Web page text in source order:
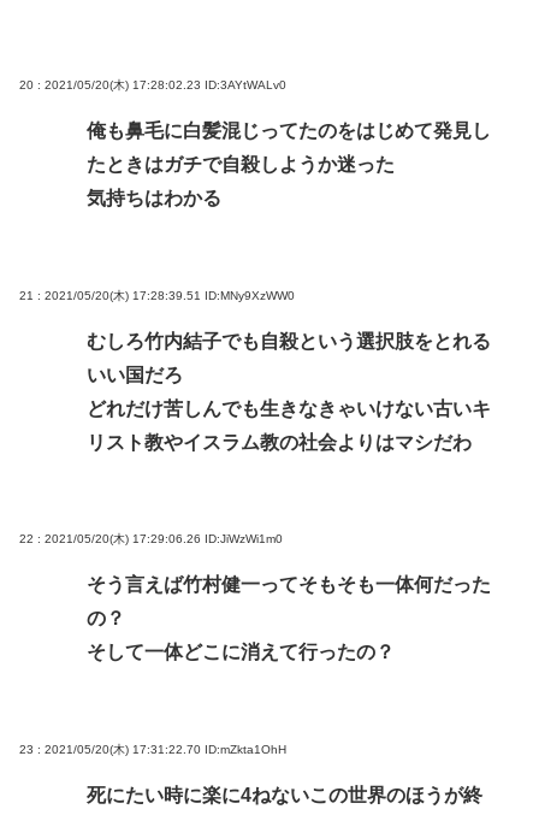
20 : 2021/05/20(木) 17:28:02.23 ID:3AYtWALv0
俺も鼻毛に白髪混じってたのをはじめて発見し
たときはガチで自殺しようか迷った
気持ちはわかる
21 : 2021/05/20(木) 17:28:39.51 ID:MNy9XzWW0
むしろ竹内結子でも自殺という選択肢をとれる
いい国だろ
どれだけ苦しんでも生きなきゃいけない古いキ
リスト教やイスラム教の社会よりはマシだわ
22 : 2021/05/20(木) 17:29:06.26 ID:JiWzWi1m0
そう言えば竹村健一ってそもそも一体何だった
の？
そして一体どこに消えて行ったの？
23 : 2021/05/20(木) 17:31:22.70 ID:mZkta1OhH
死にたい時に楽に4ねないこの世界のほうが終